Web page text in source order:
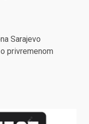
Sarajevo
privremenom